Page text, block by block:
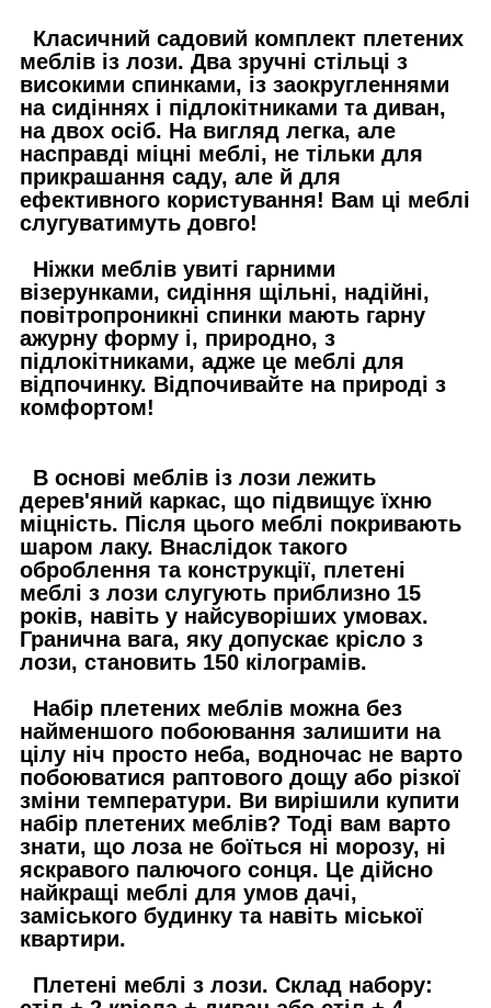
Класичний садовий комплект плетених
меблів із лози. Два зручні стільці з
високими спинками, із заокругленнями
на сидіннях і підлокітниками та диван,
на двох осіб. На вигляд легка, але
насправді міцні меблі, не тільки для
прикрашання саду, але й для
ефективного користування! Вам ці меблі
слугуватимуть довго!
Ніжки меблів увиті гарними
візерунками, сидіння щільні, надійні,
повітропроникні спинки мають гарну
ажурну форму і, природно, з
підлокітниками, адже це меблі для
відпочинку. Відпочивайте на природі з
комфортом!
В основі меблів із лози лежить
дерев'яний каркас, що підвищує їхню
міцність. Після цього меблі покривають
шаром лаку. Внаслідок такого
оброблення та конструкції, плетені
меблі з лози слугують приблизно 15
років, навіть у найсуворіших умовах.
Гранична вага, яку допускає крісло з
лози, становить 150 кілограмів.
Набір плетених меблів можна без
найменшого побоювання залишити на
цілу ніч просто неба, водночас не варто
побоюватися раптового дощу або різкої
зміни температури. Ви вирішили купити
набір плетених меблів? Тоді вам варто
знати, що лоза не боїться ні морозу, ні
яскравого палючого сонця. Це дійсно
найкращі меблі для умов дачі,
заміського будинку та навіть міської
квартири.
Плетені меблі з лози. Склад набору: